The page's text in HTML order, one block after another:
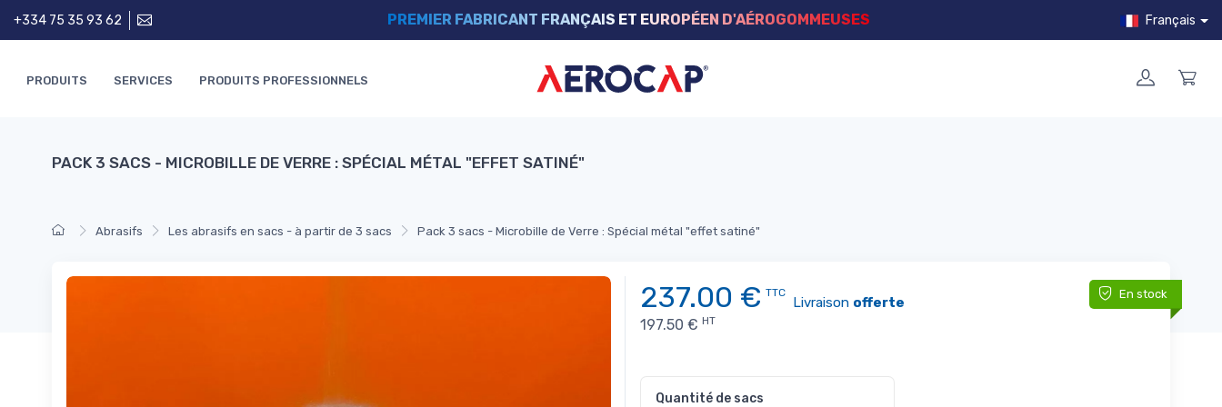
+334 75 35 93 62 PREMIER FABRICANT FRANÇAIS ET EUROPÉEN D'AÉROGOMMEUSES Français
PRODUITS SERVICES PRODUITS PROFESSIONNELS
Abrasifs Les abrasifs en sacs - à partir de 3 sacs Pack 3 sacs - Microbille de Verre : Spécial métal "effet satiné"
PACK 3 SACS - MICROBILLE DE VERRE : SPÉCIAL MÉTAL "EFFET SATINÉ"
237.00 € TTC
Livraison offerte
197.50 € HT
En stock
Quantité de sacs